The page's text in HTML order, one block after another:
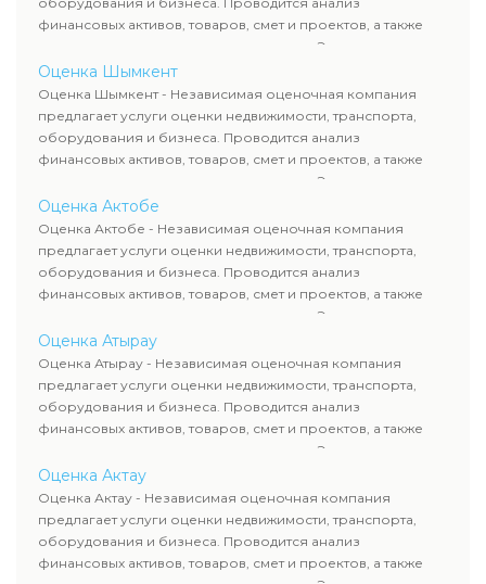
финансовых активов, товаров, смет и проектов, а также
оценка животных и недропользования. Эксперты
определяют рыночную стоимость имущества и
рассчитывают ущерб. Все отчеты соответствуют
требованиям законодательства и используются для
сделок, кредитования и судебных процессов.
Оценка Шымкент
Оценка Шымкент - Независимая оценочная компания
предлагает услуги оценки недвижимости, транспорта,
оборудования и бизнеса. Проводится анализ
финансовых активов, товаров, смет и проектов, а также
оценка животных и недропользования. Эксперты
определяют рыночную стоимость имущества и
рассчитывают ущерб. Все отчеты соответствуют
требованиям законодательства и используются для
сделок, кредитования и судебных процессов.
Оценка Актобе
Оценка Актобе - Независимая оценочная компания
предлагает услуги оценки недвижимости, транспорта,
оборудования и бизнеса. Проводится анализ
финансовых активов, товаров, смет и проектов, а также
оценка животных и недропользования. Эксперты
определяют рыночную стоимость имущества и
рассчитывают ущерб. Все отчеты соответствуют
требованиям законодательства и используются для
сделок, кредитования и судебных процессов.
Оценка Атырау
Оценка Атырау - Независимая оценочная компания
предлагает услуги оценки недвижимости, транспорта,
оборудования и бизнеса. Проводится анализ
финансовых активов, товаров, смет и проектов, а также
оценка животных и недропользования. Эксперты
определяют рыночную стоимость имущества и
рассчитывают ущерб. Все отчеты соответствуют
требованиям законодательства и используются для
сделок, кредитования и судебных процессов.
Оценка Актау
Оценка Актау - Независимая оценочная компания
предлагает услуги оценки недвижимости, транспорта,
оборудования и бизнеса. Проводится анализ
финансовых активов, товаров, смет и проектов, а также